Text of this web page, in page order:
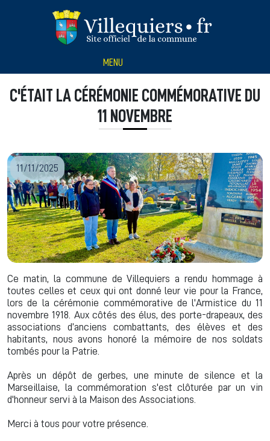
MENU
C'ÉTAIT LA CÉRÉMONIE COMMÉMORATIVE DU
11 NOVEMBRE
11/11/2025
Ce matin, la commune de Villequiers a rendu hommage à
toutes celles et ceux qui ont donné leur vie pour la France,
lors de la cérémonie commémorative de l'Armistice du 11
novembre 1918. Aux côtés des élus, des porte-drapeaux, des
associations d’anciens combattants, des élèves et des
habitants, nous avons honoré la mémoire de nos soldats
tombés pour la Patrie.
Après un dépôt de gerbes, une minute de silence et la
Marseillaise, la commémoration s'est clôturée par un vin
d'honneur servi à la Maison des Associations.
Merci à tous pour votre présence.